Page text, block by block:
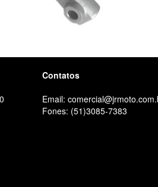
Contatos
Email:
Fones: (51)3085-7383